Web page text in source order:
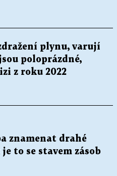
plynu, varují
poloprázdné,
z roku 2022
znamenat drahé
to se stavem zásob